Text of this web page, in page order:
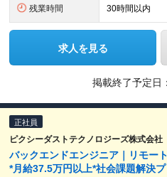
残業時間 30時間以内
求人を見る
掲載終了予定日
正社員
ピクシーダストテクノロジーズ株式会社
バックエンドエンジニア｜リモー
*月給37.5万円以上*社会課題解決